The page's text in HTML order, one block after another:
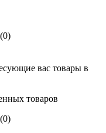
(0)
вас товары в
товаров
(0)